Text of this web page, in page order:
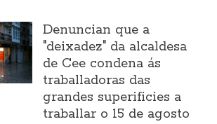
Denuncian que a
"deixadez" da alcaldesa
de Cee condena ás
traballadoras das
grandes superificies a
traballar o 15 de agosto